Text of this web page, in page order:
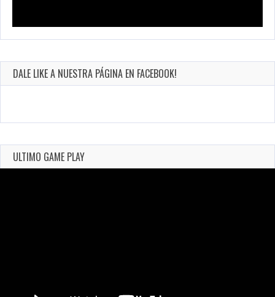
DALE LIKE A NUESTRA PÁGINA EN FACEBOOK!
ULTIMO GAME PLAY